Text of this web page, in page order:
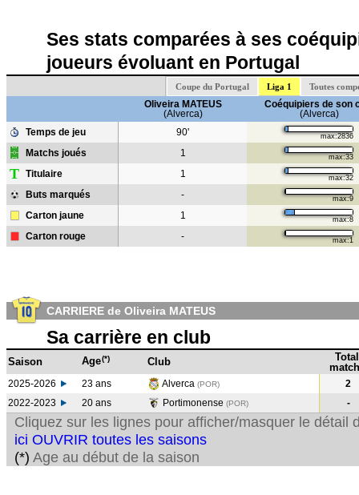
Ses stats comparées à ses
joueurs évoluant en Portugal
Coupe du Portugal Liga 1 Toutes
Oliveira MATEUS
(Alverca)
Coéquipiers de son
(Alverca)
Temps de jeu
90' max:2836
Matchs joués 1 max:33
T Titulaire 1 max:32
Buts marqués - max:9
Carton jaune 1 max:8
Carton rouge - max:1
CARRIERE de Oliveira MATEUS
Sa carrière en club
Saison Age(*) Club
Total
2025-2026 23 ans Alverca (POR)
2
2022-2023
20 ans Portimonense (POR) -
Cliquez sur les lignes pour afficher/masquer le détail
ici OUVRIR toutes les saisons
(*) Age au début de la saison